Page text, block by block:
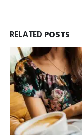
RELATED POSTS